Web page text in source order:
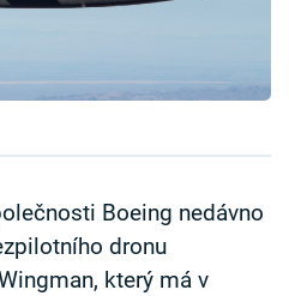
Boeing nedávno
dronu
který má v